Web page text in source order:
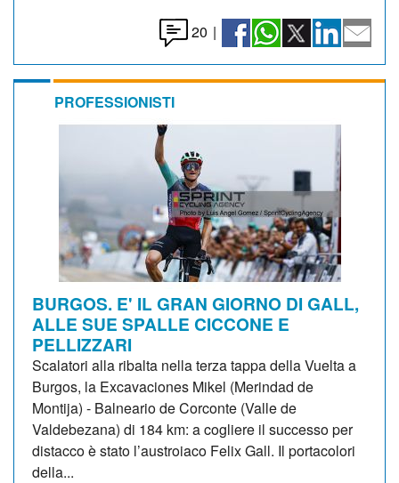
20 |
PROFESSIONISTI
BURGOS. E' IL GRAN GIORNO DI GALL,
ALLE SUE SPALLE CICCONE E
PELLIZZARI
Scalatori alla ribalta nella terza tappa della Vuelta a
Burgos, la Excavaciones Mikel (Merindad de
Montija) - Balneario de Corconte (Valle de
Valdebezana) di 184 km: a cogliere il successo per
distacco è stato l’austroiaco Felix Gall. Il portacolori
della...